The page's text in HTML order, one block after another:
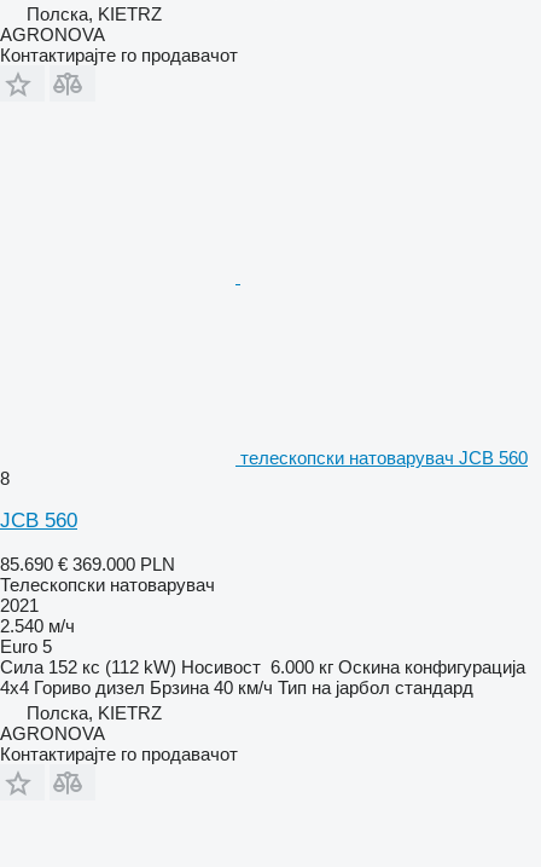
Полска, KIETRZ
AGRONOVA
Контактирајте го продавачот
телескопски натоварувач JCB 560
8
JCB 560
85.690 € 369.000 PLN
Телескопски натоварувач
2021
2.540 м/ч
Euro 5
Сила 152 кс (112 kW) Носивост 6.000 кг Оскина конфигурација
4x4 Гориво дизел Брзина 40 км/ч Тип на јарбол стандард
Полска, KIETRZ
AGRONOVA
Контактирајте го продавачот